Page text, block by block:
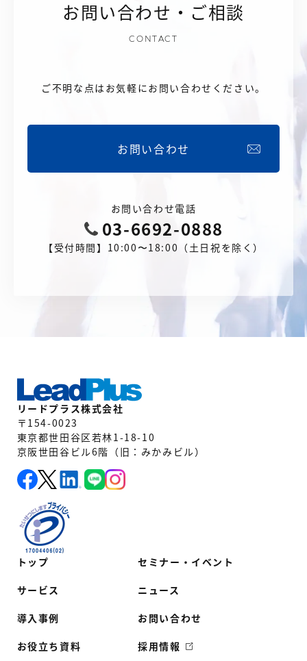
お問い合わせ・ご相談
CONTACT
ご不明な点はお気軽にお問い合わせください。
お問い合わせ
お問い合わせ電話
03-6692-0888
【受付時間】10:00〜18:00（土日祝を除く）
トップ
サービス
導入事例
お役立ち資料
セミナー・イベント
ニュース
お問い合わせ
採用情報
リードプラス株式会社
〒154-0023
東京都世田谷区若林1-18-10
京阪世田谷ビル6階（旧：みかみビル）